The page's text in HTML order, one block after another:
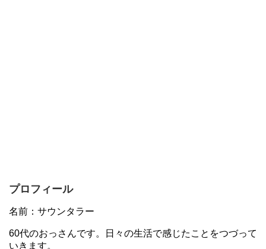
プロフィール
名前：サウンタラー
60代のおっさんです。日々の生活で感じたことをつづって
いきます。